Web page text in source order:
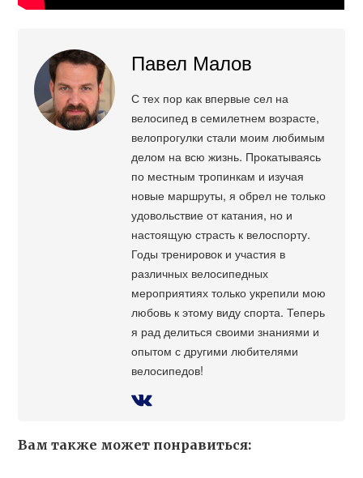
Павел Малов
С тех пор как впервые сел на
велосипед в семилетнем возрасте,
велопрогулки стали моим любимым
делом на всю жизнь. Прокатываясь
по местным тропинкам и изучая
новые маршруты, я обрел не только
удовольствие от катания, но и
настоящую страсть к велоспорту.
Годы тренировок и участия в
различных велосипедных
мероприятиях только укрепили мою
любовь к этому виду спорта. Теперь
я рад делиться своими знаниями и
опытом с другими любителями
велосипедов!
Вам также может понравиться: